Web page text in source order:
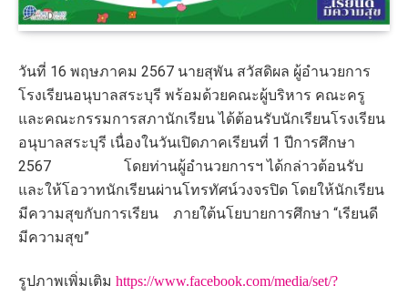
วันที่ 16 พฤษภาคม 2567 นายสุพัน สวัสดิผล ผู้อำนวยการ
โรงเรียนอนุบาลสระบุรี พร้อมด้วยคณะผู้บริหาร คณะครู
และคณะกรรมการสภานักเรียน ได้ต้อนรับนักเรียนโรงเรียน
อนุบาลสระบุรี เนื่องในวันเปิดภาคเรียนที่ 1 ปีการศึกษา
2567 โดยท่านผู้อำนวยการฯ ได้กล่าวต้อนรับ
และให้โอวาทนักเรียนผ่านโทรทัศน์วงจรปิด โดยให้นักเรียน
มีความสุขกับการเรียน ภายใต้นโยบายการศึกษา “เรียนดี
มีความสุข”
รูปภาพเพิ่มเติม https://www.facebook.com/media/set/?